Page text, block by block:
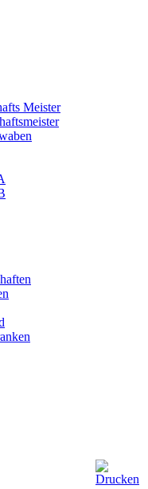
Meister